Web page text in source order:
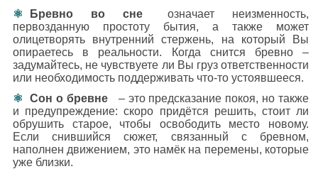
Бревно во сне
означает неизменность,
первозданную простоту бытия, а также может
олицетворять внутренний стержень, на который Вы
опираетесь в реальности. Когда снится бревно –
задумайтесь, не чувствуете ли Вы груз ответственности
или необходимость поддерживать что-то устоявшееся.
Сон о бревне
– это предсказание покоя, но также
и предупреждение: скоро придётся решить, стоит ли
обрушить старое, чтобы освободить место новому.
Если снившийся сюжет, связанный с бревном,
наполнен движением, это намёк на перемены, которые
уже близки.